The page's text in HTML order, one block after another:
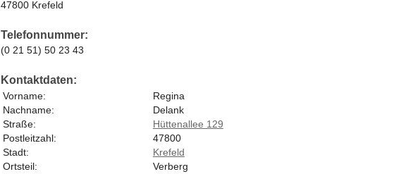
47800 Krefeld
Telefonnummer:
(0 21 51) 50 23 43
Kontaktdaten:
Vorname:
Regina
Nachname:
Delank
Straße:
Hüttenallee 129
Postleitzahl:
47800
Stadt:
Krefeld
Ortsteil:
Verberg